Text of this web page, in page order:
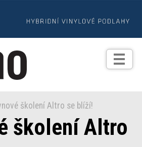
školení Altro se blíží!
školení Altro